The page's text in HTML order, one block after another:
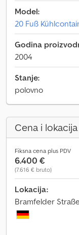
Model:
20 Fuß
Godina
2004
Stanje:
polovno
Cena i lokacija
Fiksna cena plus PDV
6.400 €
(7.616 € bruto)
Lokacija:
Bramfelder